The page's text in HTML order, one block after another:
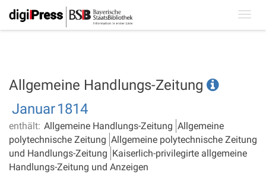
Allgemeine Handlungs-Zeitung
Januar1814
enthält: Allgemeine Handlungs-Zeitung Allgemeine
polytechnische Zeitung Allgemeine polytechnische Zeitung
und Handlungs-Zeitung Kaiserlich-privilegirte allgemeine
Handlungs-Zeitung und Anzeigen